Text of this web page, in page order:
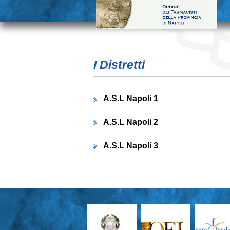
I Distretti
A.S.L Napoli 1
A.S.L Napoli 2
A.S.L Napoli 3